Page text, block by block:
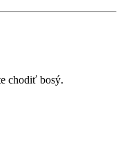
chodiť bosý.